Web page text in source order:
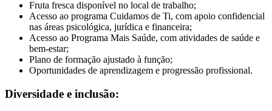
Fruta fresca disponível no local de trabalho;
Acesso ao programa Cuidamos de Ti, com apoio confidencial
nas áreas psicológica, jurídica e financeira;
Acesso ao Programa Mais Saúde, com atividades de saúde e
bem-estar;
Plano de formação ajustado à função;
Oportunidades de aprendizagem e progressão profissional.
Diversidade e inclusão: